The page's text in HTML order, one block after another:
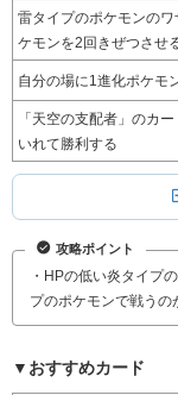
雷タイプのポケモンの
ケモンを2回きぜつさせ
自分の場に1進化ポケモ
「天空の支配者」のカ
いれて勝利する
攻略ポイント
・HPの低い炎タイプ
プのポケモンで戦うの
▼おすすめカード